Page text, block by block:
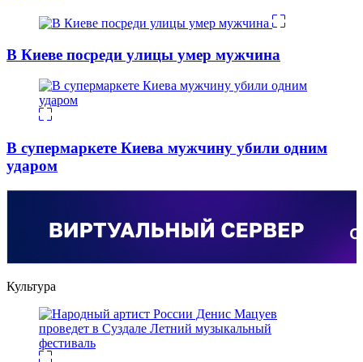
В Киеве посреди улицы умер мужчина
В супермаркете Киева мужчину убили одним
ударом
Культура